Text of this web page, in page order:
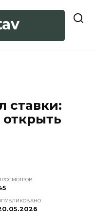
ставки: